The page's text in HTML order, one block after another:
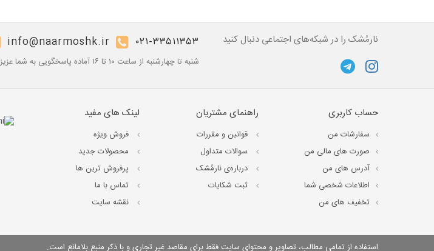
نارمُشک را در شبکه‌های اجتماعی دنبال کنید ۰۲۱-۳۳۵۱۱۳۵۳ info@naarmoshk.ir
شنبه تا چهارشنبه از ساعت ۱۰ تا ۱۶ آماده پاسخگویی به شما عزیزان هستیم.
حساب کاربری
سفارشات من
صورت های مالی من
آدرس های من
اطلاعات شخصی شما
تخفیف های من
راهنمای مشتریان
قوانین و مقررات
سوالات متداول
درباره‌ی نارمُشک
ثبت شکایات
لینک های مفید
فروش ویژه
محصولات جدید
پرفروش ترین‌ ها
تماس با ما
نقشه سایت
استفاده از تمامی مطالب، تصاویر و محتوای سايت فقط برای مقاصد غیر تجاری و با ذکر منبع بلامانع است.